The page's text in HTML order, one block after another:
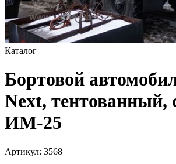
Каталог
Бортовой
Next,
ИМ-25
Артикул: 3568